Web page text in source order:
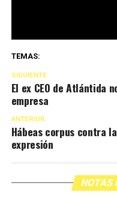
TEMAS:
SIGUIENTE
El ex CEO de Atlántida
empresa
ANTERIOR
Hábeas corpus contra
expresión
NOTAS